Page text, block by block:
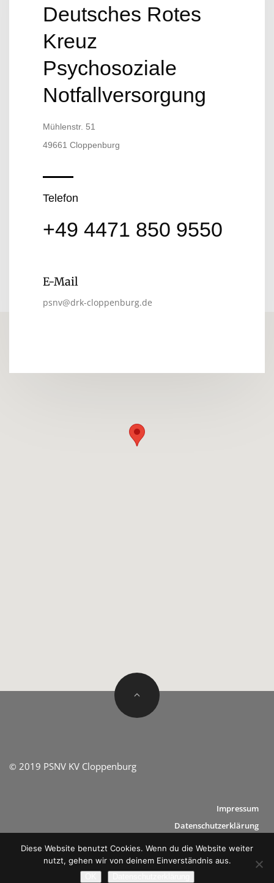
Deutsches Rotes
Kreuz
Psychosoziale
Notfallversorgung
Mühlenstr. 51
49661 Cloppenburg
Telefon
+49 4471 850 9550
E-Mail
psnv@drk-cloppenburg.de
© 2019 PSNV KV Cloppenburg
Impressum
Datenschutzerklärung
Diese Website benutzt Cookies. Wenn du die Website weiter
nutzt, gehen wir von deinem Einverständnis aus.